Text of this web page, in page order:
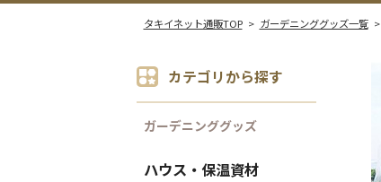
タキイネット通販TOP> ガーデニンググッズ一覧>
カテゴリから探す
ガーデニンググッズ
ハウス・保温資材